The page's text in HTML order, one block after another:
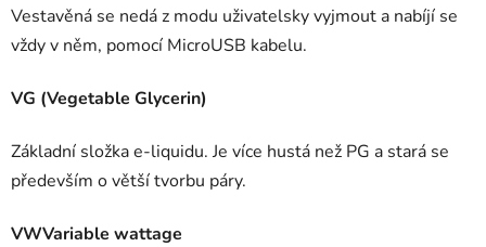
Vestavěná se nedá z modu uživatelsky vyjmout a nabíjí se
vždy v něm, pomocí MicroUSB kabelu.
VG (Vegetable Glycerin)
Základní složka e-liquidu. Je více hustá než PG a stará se
především o větší tvorbu páry.
VWVariable wattage